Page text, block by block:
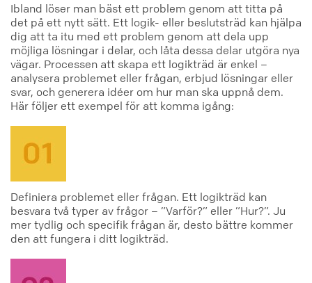
Ibland löser man bäst ett problem genom att titta på
det på ett nytt sätt. Ett logik- eller beslutsträd kan hjälpa
dig att ta itu med ett problem genom att dela upp
möjliga lösningar i delar, och låta dessa delar utgöra nya
vägar. Processen att skapa ett logikträd är enkel –
analysera problemet eller frågan, erbjud lösningar eller
svar, och generera idéer om hur man ska uppnå dem.
Här följer ett exempel för att komma igång:
Definiera problemet eller frågan. Ett logikträd kan
besvara två typer av frågor – ”Varför?” eller ”Hur?”. Ju
mer tydlig och specifik frågan är, desto bättre kommer
den att fungera i ditt logikträd.